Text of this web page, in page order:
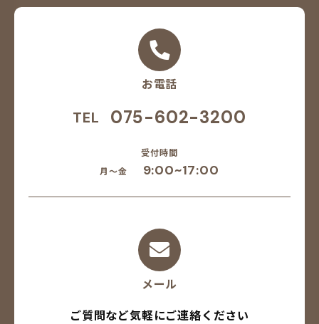
お電話
TEL 075-602-3200
受付時間
月～金
9:00~17:00
メール
ご質問など気軽にご連絡ください